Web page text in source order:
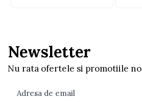
Newsletter
Nu rata ofertele si promotiile